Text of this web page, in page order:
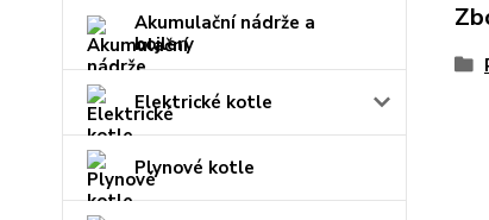
Akumulační nádrže a
bojlery
Elektrické kotle
Plynové kotle